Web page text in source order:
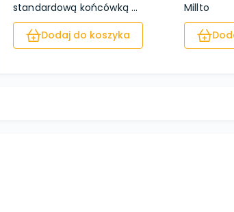
standardową końcówką ...
Dodaj do koszyka
Millto